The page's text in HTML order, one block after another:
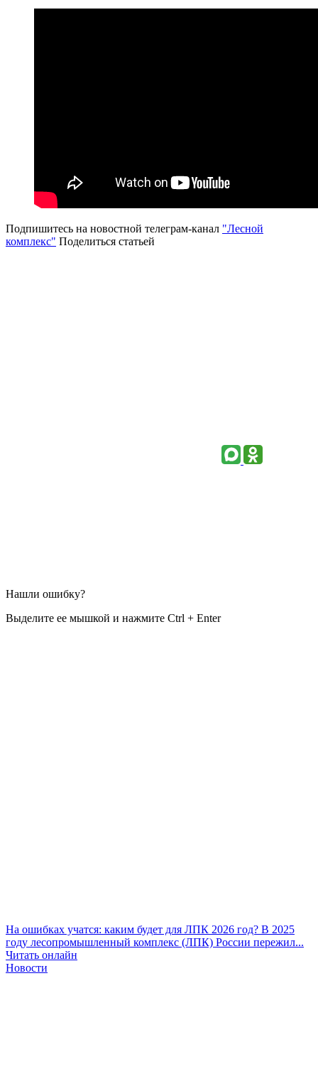
Подпишитесь на новостной телеграм-канал "Лесной
комплекс" Поделиться статьей
Нашли ошибку?
Выделите ее мышкой и нажмите Ctrl + Enter
На ошибках учатся: каким будет для ЛПК 2026 год? В 2025
году лесопромышленный комплекс (ЛПК) России пережил...
Читать онлайн
Новости